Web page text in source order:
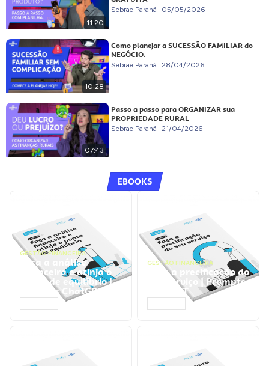
11:20
Sebrae Paraná 05/05/2026
10:28
Como planejar a SUCESSÃO FAMILIAR do
NEGÓCIO.
Sebrae Paraná 28/04/2026
07:43
Passo a passo para ORGANIZAR sua
PROPRIEDADE RURAL
Sebrae Paraná 21/04/2026
EBOOKS
GESTÃO FINANCEIRA
Faça a análise
financeira e atinja o
ponto de equilíbrio |
Prompts ChatGPT
GESTÃO FINANCEIRA
Faça a precificação do
seu serviço | Prompts
ChatGPT